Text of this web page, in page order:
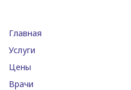
Главная
Услуги
Цены
Врачи